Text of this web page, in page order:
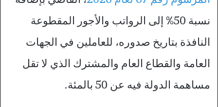
نسبة 50% إلى الرواتب والأجور المقطوعة
النافذة بتاريخ صدوره، للعاملين في الجهات
العامة والقطاع العام والمشترك الذي لا تقل
مساهمة الدولة فيه عن 50 بالمئة.